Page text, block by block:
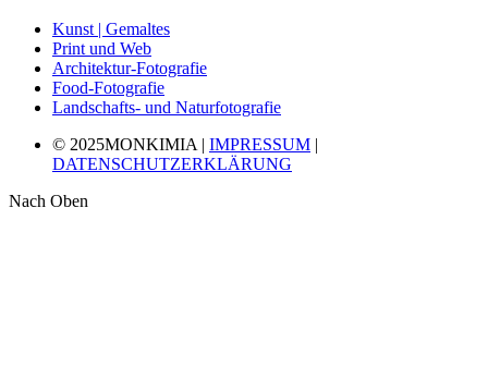
Kunst | Gemaltes
Print und Web
Architektur-Fotografie
Food-Fotografie
Landschafts- und Naturfotografie
© 2025MONKIMIA | IMPRESSUM |
DATENSCHUTZERKLÄRUNG
Nach Oben